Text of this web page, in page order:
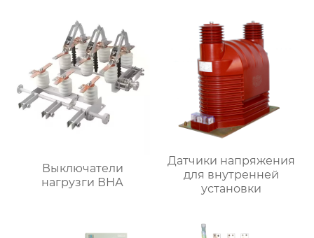
Выключатели
нагрузги ВНА
Датчики напряжения
для внутренней
установки